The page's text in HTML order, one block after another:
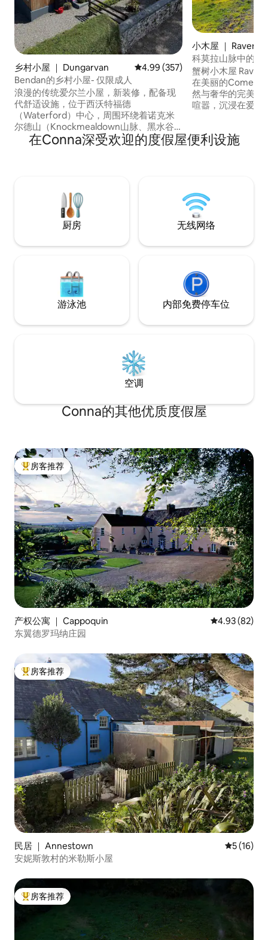
乡村小屋 ｜ Dungarvan 平均评分 4.99 分（满分 5 分），
4.99 (357)
Bendan的乡村小屋- 仅限成人
浪漫的传统爱尔兰小屋，新装修，配备现
代舒适设施，位于西沃特福德
（Waterford）中心，周围环绕着诺克米
尔德山（Knockmealdown山脉、黑水谷
（Black Water valley）和壮丽的科梅拉山
脉（Comeragh mountains）。距离迷人
（20公里）。距离尼尔谷（Nire Valley）
18分钟车程，那里有湖泊钓鱼。
小木屋 ｜ Raven's
科莫拉山脉中的宁
蟹树小木屋 Raven's Rock Glamping坐落
在美丽的
然与奢华的完美融合。 非常适合
喧嚣，沉浸在爱尔
Mohra、
在Conna深受欢迎的度假屋便利设施
厨房 无线网络
游泳池 内部免费停车位
空调
Conna的其他优质度假屋
热门「房客推荐」
房客推荐
产权公寓 ｜ Cappoquin 平均评分
4.93 (82)
东翼德罗玛纳庄园
热门「房客推荐」
房客推荐
民居 ｜ Annestown 平均评分
5 (16)
安妮斯敦村的米勒斯小屋
热门「房客推荐」
房客推荐